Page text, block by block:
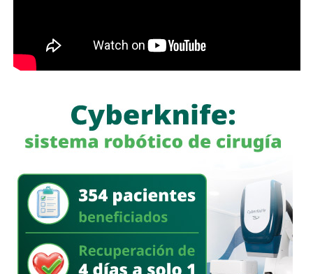
resolución. De acuerdo con el alcalde,el compromiso
establecido durante la reunión es que las obras
puedan comenzar a liberarse a la brevedad.
“Me comprometió con nosotros, con la ciudad, de liberar
las obras cuanto antes, lo antes posible”, afirmó.
El presidente municipal dijo que salió satisfecho del
avanzar con los proyectos pendientes, aunque reconoció
que algunos, comoEl Saucito, enfrentan ya
restricciones importantes de tiempo.
Galindo adelantó que este lunes dará a conocer con mayor
detalle el panorama de cada una de las obras y los